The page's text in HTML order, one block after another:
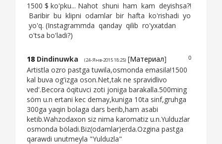
1500 $ ko'pku... Nahot shuni ham kam deyishsa?!
Baribir bu klipni odamlar bir hafta ko'rishadi yo
yo'q. (Instagrammda qanday qilib ro'yxatdan
o'tsa bo'ladi?)
0
18 Dindinuwka (24-Янв-2015 18:25) [Материал]
Artistla ozro pastga tuwila,osmonda emasila!1500
kal buva og'izga oson.Net,tak ne spravidlivo
ved'.Becora öqituvci zoti joniga barakalla.500ming
söm u.n ertani kec demay,kuniga 10ta sinf,gruhga
300ga yaqin bolaga dars berib,ham asabi
ketib.Wahzodaxon siz nima karomatiz u.n.Yulduzlar
osmonda böladi.Biz(odamlar)erda.Ozgina pastga
qarawdi unutmeyla "Yulduzla"